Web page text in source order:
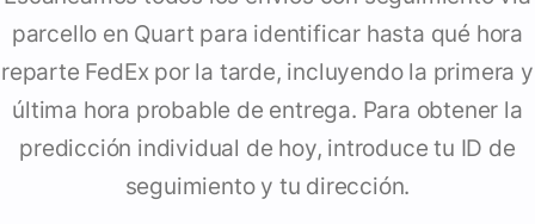
parcello en Quart para identificar hasta qué hora
reparte FedEx por la tarde, incluyendo la primera y
última hora probable de entrega. Para obtener la
predicción individual de hoy, introduce tu ID de
seguimiento y tu dirección.